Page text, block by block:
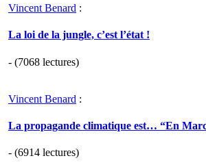
Vincent Benard :
La loi de la jungle, c’est l’état !
- (7068 lectures)
Vincent Benard :
La propagande climatique est… “En
- (6914 lectures)